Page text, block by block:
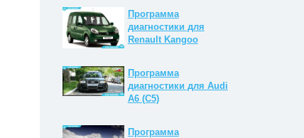
Программа
диагностики для
Renault Kangoo
Программа
диагностики для Audi
A6 (C5)
Программа